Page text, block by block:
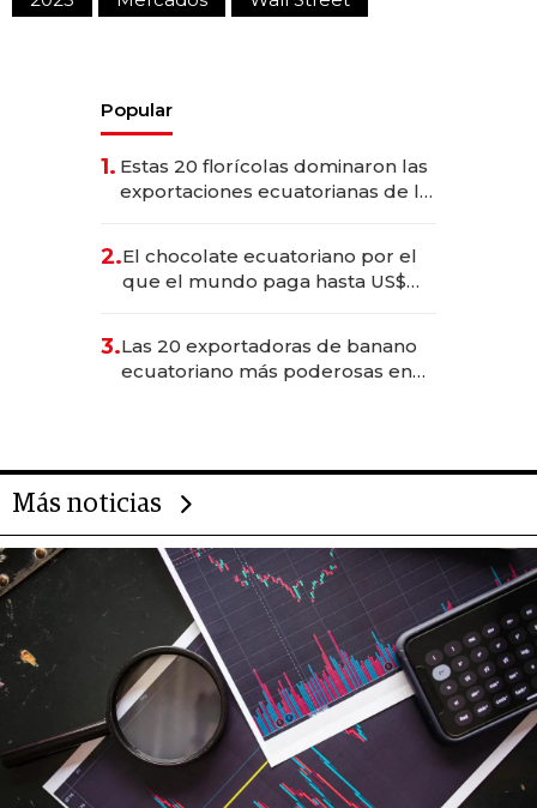
Popular
1. Estas 20 florícolas dominaron las
exportaciones ecuatorianas de la
2.El chocolate ecuatoriano por el
que el mundo paga hasta US$
3.Las 20 exportadoras de banano
ecuatoriano más poderosas en
Más noticias